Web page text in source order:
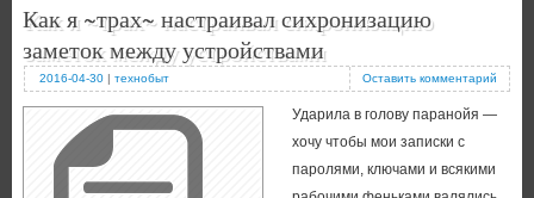
Как я ~трах~ настраивал сихронизацию
заметок между устройствами
2016-04-30 | технобыт Оставить комментарий
Ударила в голову паранойя —
хочу чтобы мои записки с
паролями, ключами и всякими